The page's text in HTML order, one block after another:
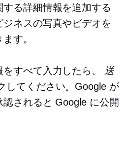
る詳細情報を追加する
ネスの写真やビデオを
す。
すべて入力したら、
送
してください。Google が
認されると Google に公開